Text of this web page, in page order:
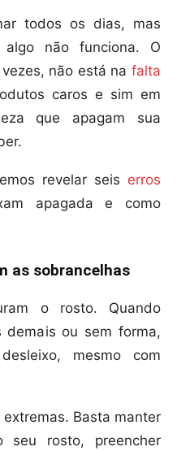
todos os dias, mas
não funciona. O
não está na falta
caros e sim em
que apagam sua
revelar seis erros
apagada e como
as sobrancelhas
o rosto. Quando
demais ou sem forma,
mesmo com
Basta manter
seu rosto, preencher